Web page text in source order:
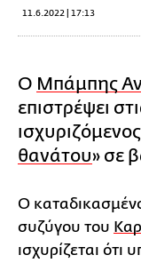
11.6.2022 | 17:13
Ο Μπάμπης
επιστρέψει
θανάτου» σε
Ο
συζύγου του
ισχυρίζεται ότι